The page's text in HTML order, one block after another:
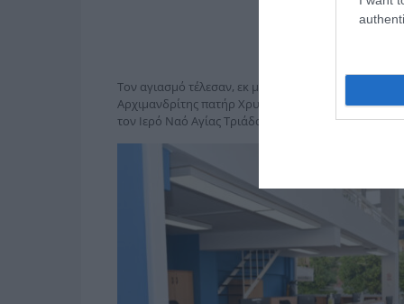
Τον αγιασμό τέλεσαν, εκ μέρους του
Αρχιμανδρίτης πατήρ Χρυσόστομος και ο διάκος
τον Ιερό Ναό Αγίας Τριάδας και ο πατήρ Γεώργιος